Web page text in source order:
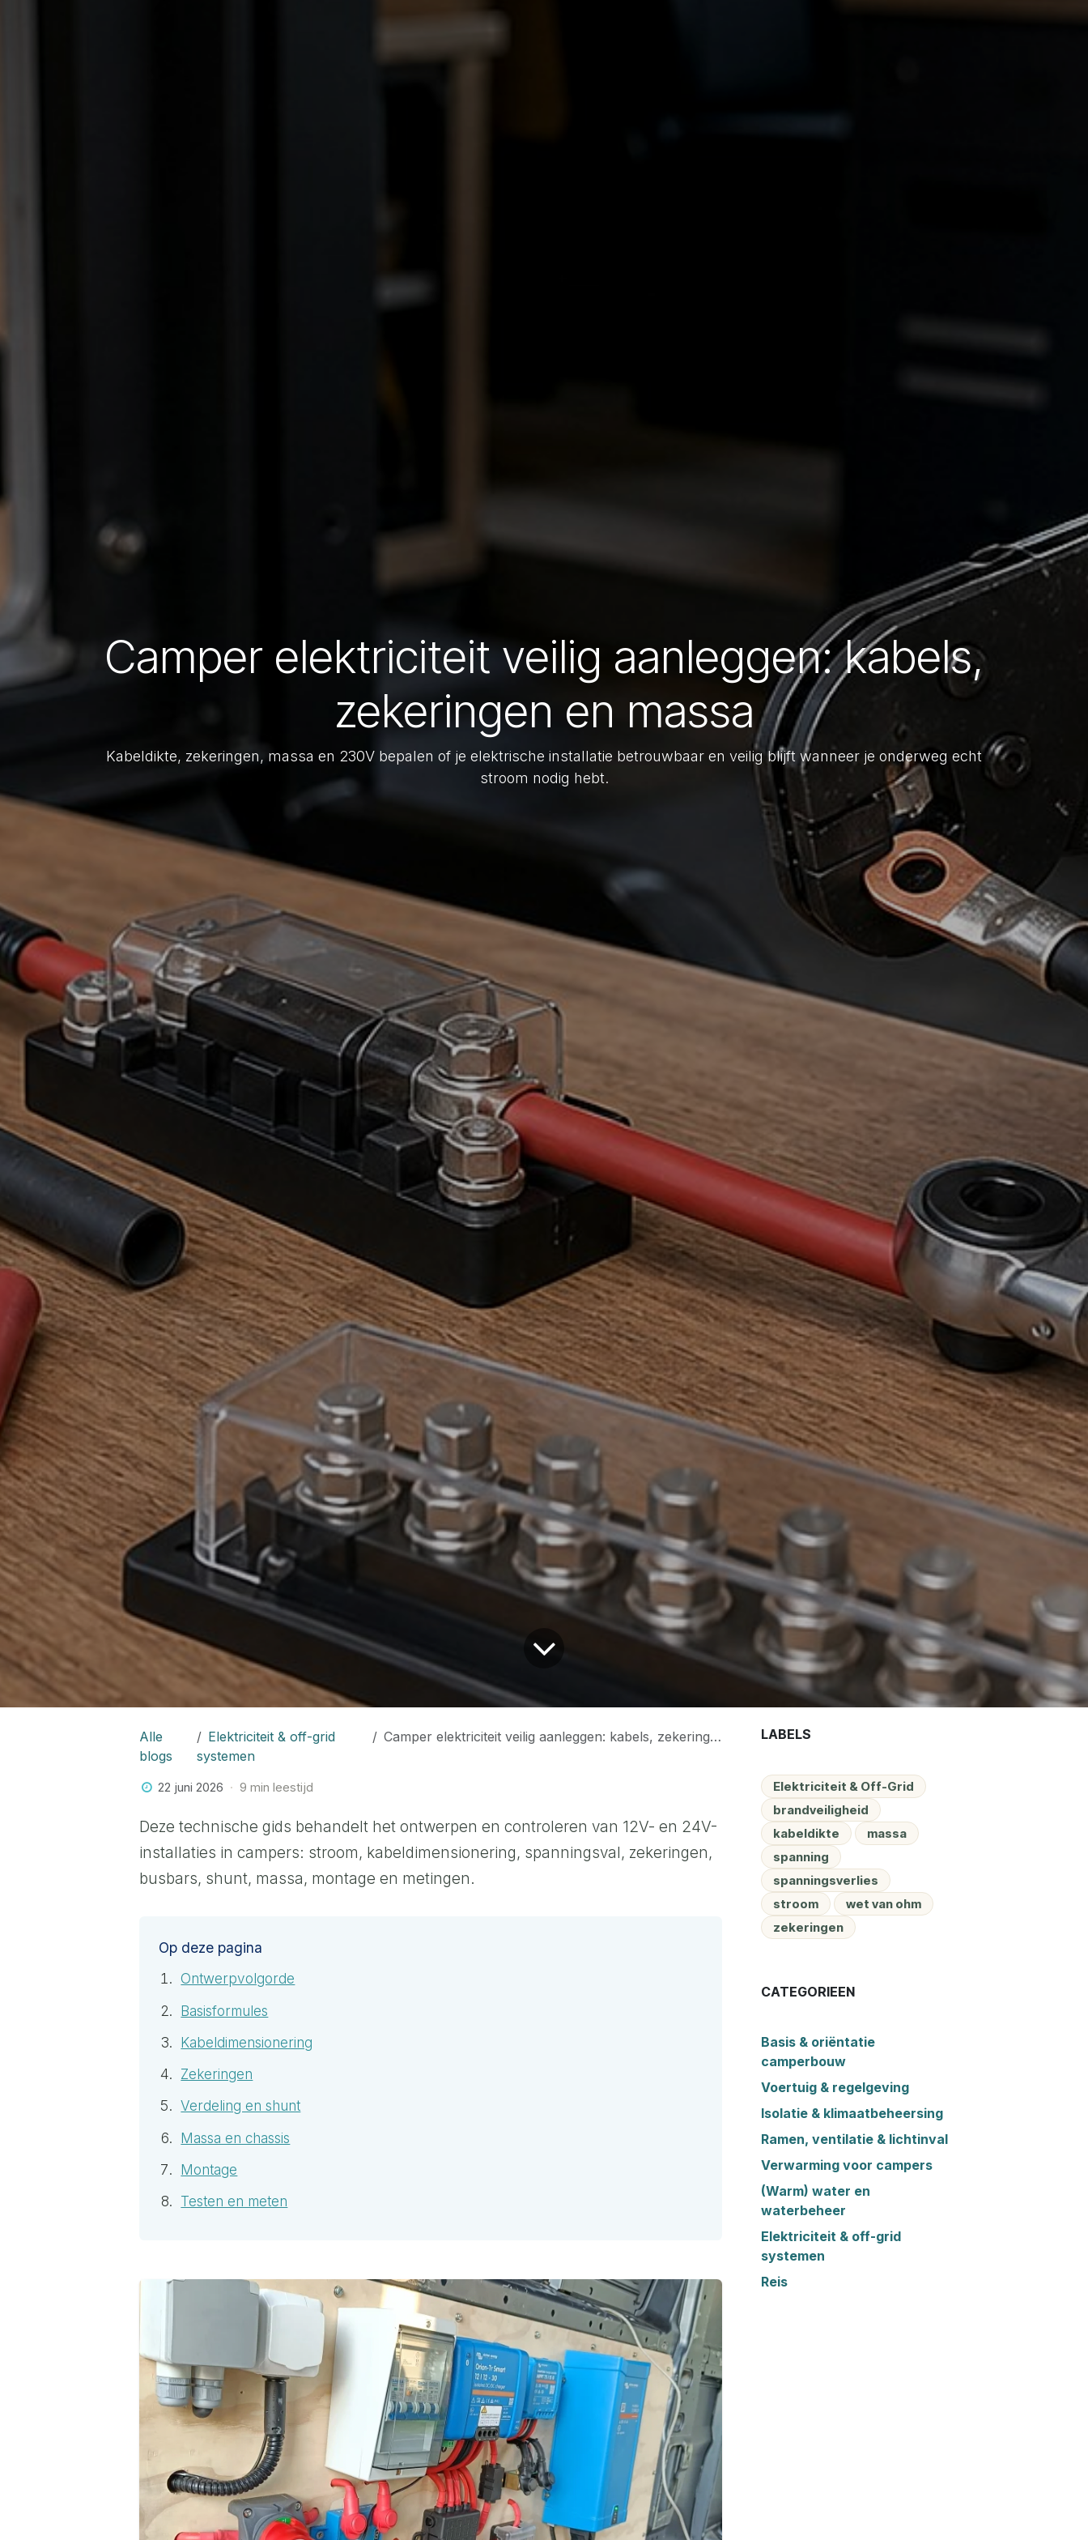
Camper elektriciteit veilig aanleggen: kabels,
zekeringen en massa
Kabeldikte, zekeringen, massa en 230V bepalen of je elektrische installatie betrouwbaar en veilig blijft wanneer je onderweg echt
stroom nodig hebt.
Alle
blogs
Elektriciteit & off-grid
systemen
Camper elektriciteit veilig aanleggen: kabels, zekeringen en massa
22 juni 2026 9 min leestijd
Deze technische gids behandelt het ontwerpen en controleren van 12V- en 24V-
installaties in campers: stroom, kabeldimensionering, spanningsval, zekeringen,
busbars, shunt, massa, montage en metingen.
Op deze pagina
Ontwerpvolgorde
Basisformules
Kabeldimensionering
Zekeringen
Verdeling en shunt
Massa en chassis
Montage
Testen en meten
LABELS
Elektriciteit & Off-Grid
brandveiligheid
kabeldikte
massa
spanning
spanningsverlies
stroom
wet van ohm
zekeringen
CATEGORIEEN
Basis & oriëntatie
camperbouw
Voertuig & regelgeving
Isolatie & klimaatbeheersing
Ramen, ventilatie & lichtinval
Verwarming voor campers
(Warm) water en
waterbeheer
Elektriciteit & off-grid
systemen
Reis